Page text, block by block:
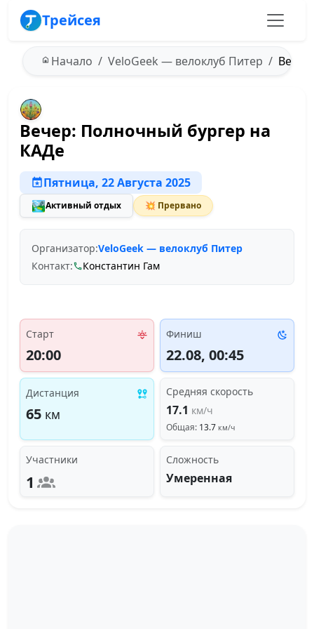
Трейсея
Начало VeloGeek — велоклуб Питер
Вечер: Полночный бургер на
КАДе
Пятница, 22 Августа 2025
🏞️Активный отдых 💥 Прервано
Организатор:VeloGeek — велоклуб Питер
Контакт:
Константин Гам
Старт
20:00
Финиш
22.08, 00:45
Дистанция
65 км
Средняя скорость
17.1 км/ч
Общая: 13.7 км/ч
Участники
1
Сложность
Умеренная